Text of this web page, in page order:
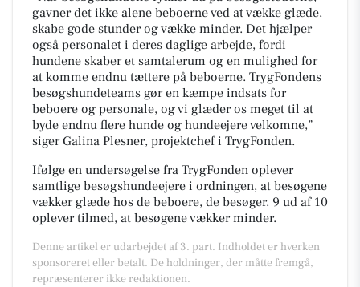
gavner det ikke alene beboerne ved at vække glæde,
skabe gode stunder og vække minder. Det hjælper
også personalet i deres daglige arbejde, fordi
hundene skaber et samtalerum og en mulighed for
at komme endnu tættere på beboerne. TrygFondens
besøgshundeteams gør en kæmpe indsats for
beboere og personale, og vi glæder os meget til at
byde endnu flere hunde og hundeejere velkomne,”
siger Galina Plesner, projektchef i TrygFonden.
Ifølge en undersøgelse fra TrygFonden oplever
samtlige besøgshundeejere i ordningen, at besøgene
vækker glæde hos de beboere, de besøger. 9 ud af 10
oplever tilmed, at besøgene vækker minder.
Denne artikel er udarbejdet af 3. part. Indholdet er hverken
sponsoreret eller betalt. De holdninger, der måtte fremgå,
repræsenterer ikke redaktionen.